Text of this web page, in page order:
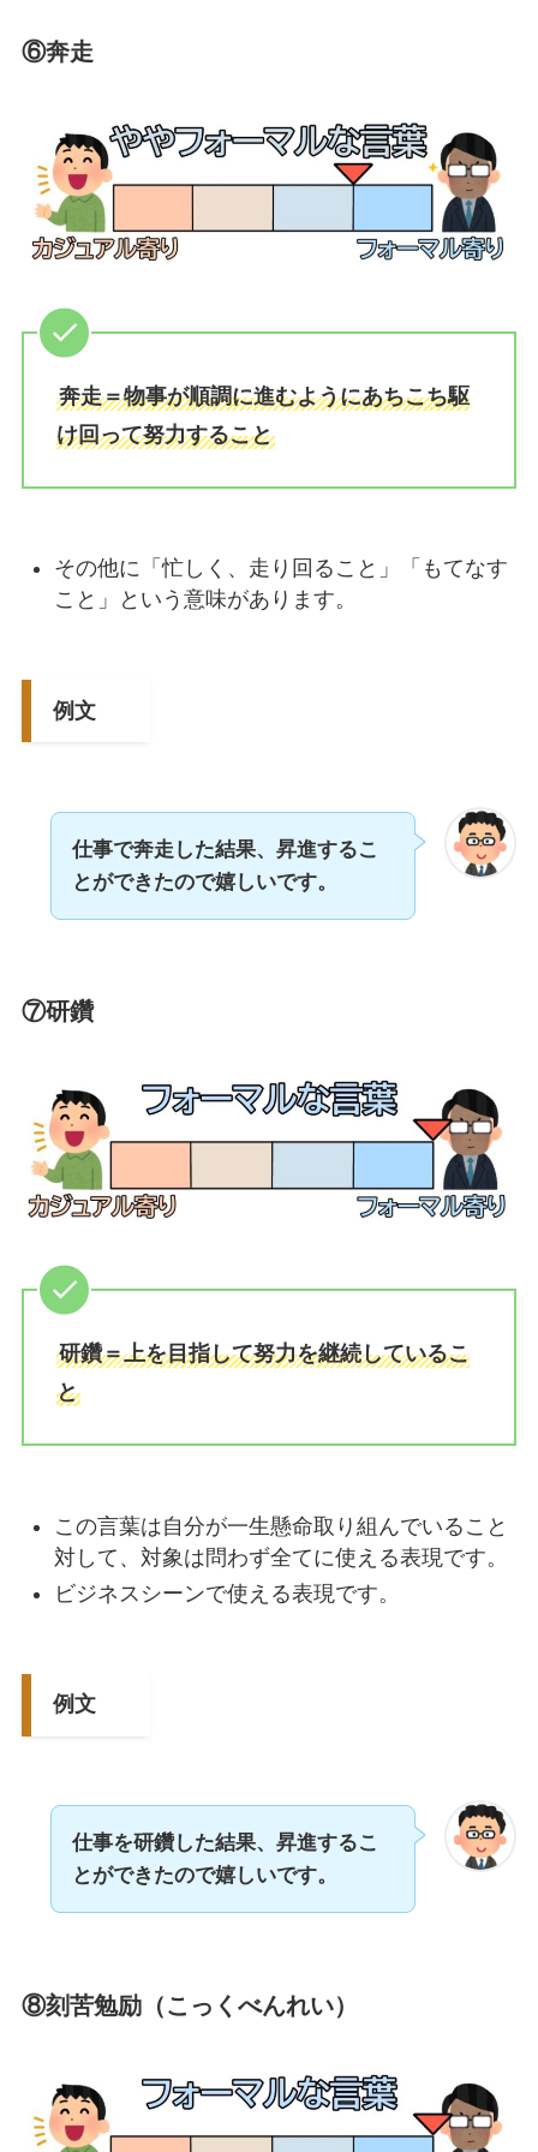
⑥奔走
奔走＝物事が順調に進むようにあちこち駆
け回って努力すること
その他に「忙しく、走り回ること」「もてなす
こと」という意味があります。
例文
仕事で奔走した結果、昇進するこ
とができたので嬉しいです。
⑦研鑽
研鑽＝上を目指して努力を継続しているこ
と
この言葉は自分が一生懸命取り組んでいること
対して、対象は問わず全てに使える表現です。
ビジネスシーンで使える表現です。
例文
仕事を研鑽した結果、昇進するこ
とができたので嬉しいです。
⑧刻苦勉励（こっくべんれい）